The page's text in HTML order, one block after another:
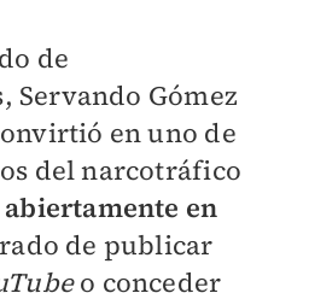
de
Servando Gómez
en uno de
del narcotráfico
en
de publicar
o conceder